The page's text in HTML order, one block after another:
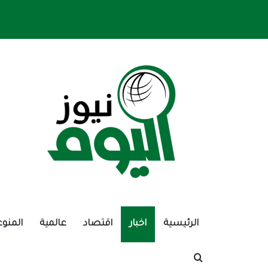
الرئيسية اخبار اقتصاد عالمية
بحث عن